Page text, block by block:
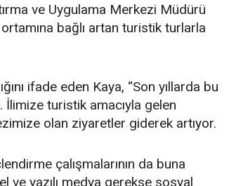
ve Uygulama Merkezi Müdürü
bağlı artan turistik turlarla
ifade eden Kaya, “Son yıllarda bu
İlimize turistik amacıyla gelen
olan ziyaretler giderek artıyor.
çalışmalarının da buna
ve yazılı medya gerekse sosyal